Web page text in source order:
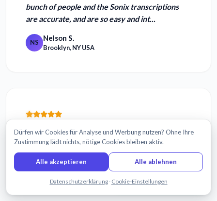
bunch of people and the Sonix transcriptions
are accurate, and are so easy and int...
NS Nelson S.
Brooklyn, NY USA
I have to say theArabic transcriptionwas pretty
awesome.
DM David M.
Marylebone, UK
Chatten Sie mit uns
Dürfen wir Cookies für Analyse und Werbung nutzen? Ohne Ihre
Zustimmung lädt nichts, nötige Cookies bleiben aktiv.
Alle akzeptieren Alle ablehnen
Datenschutzerklärung · Cookie-Einstellungen